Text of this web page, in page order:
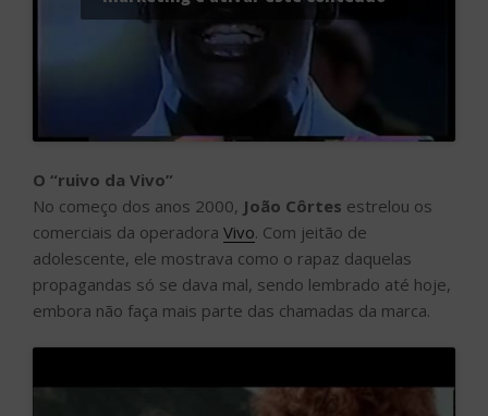
O “ruivo da Vivo”
No começo dos anos 2000, João Côrtes estrelou os
comerciais da operadora Vivo. Com jeitão de
adolescente, ele mostrava como o rapaz daquelas
propagandas só se dava mal, sendo lembrado até hoje,
embora não faça mais parte das chamadas da marca.